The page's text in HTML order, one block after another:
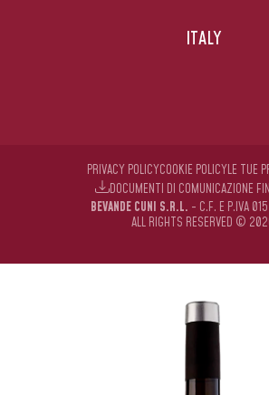
ITALY
BEVANDE CUNI S.R.L. - C.F. E P.IVA
ALL RIGHTS RESERVED ©
PRIVACY POLICYCOOKIE POLICYLE TUE
DOCUMENTI DI COMUNICAZIONE